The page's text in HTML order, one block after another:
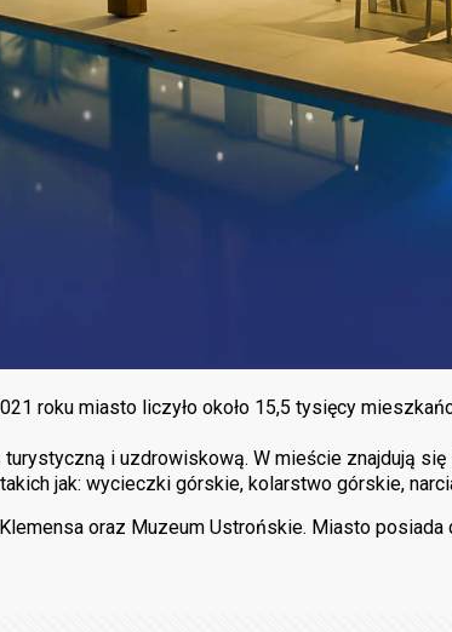
roku miasto liczyło około 15,5 tysięcy
i uzdrowiskową. W mieście znajdują
jak: wycieczki górskie, kolarstwo górskie,
oraz Muzeum Ustrońskie. Miasto